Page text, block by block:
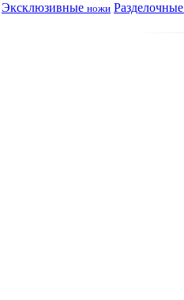
Эксклюзивные ножи Разделочные